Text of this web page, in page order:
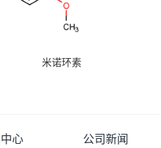
米诺环素
心 公司新闻